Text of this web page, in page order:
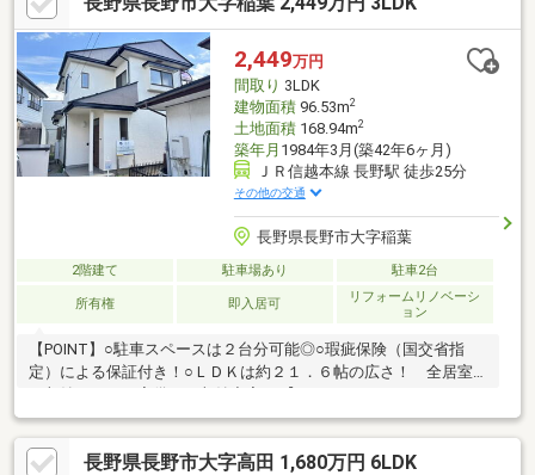
粧台交換室内ドア（一部）交換、床材上張り、シューズボックス
交換、クロス張替え、畳表替え、障子・襖張替え【おすすめポイ
ント】・シロアリ防除工事施工後5年間保証。・お客様に合わせた
ロー
2,449万円
間取り 3LDK
建物面積96.53m2
土地面積168.94m2
築年月 1984年3月(築42年6ヶ月)
ＪＲ信越本線 長野駅 徒歩25分
その他の交通
長野県長野市大字稲葉
2階建て 駐車場あり 駐車2台
所有権 即入居可
リフォームリノベーシ
ョン
【POINT】○駐車スペースは２台分可能◎○瑕疵保険（国交省指
定）による保証付き！○ＬＤＫは約２１．６帖の広さ！ 全居室
に収納スペース完備で 収納充実♪■【０１２０－７０－３３７
３】へお気軽にお問い合わせください☆■【ララハウス 長野支
店】で検索♪ 最新情報を毎日更新中です！ 弊社ホームペー
ジをご利用くださいませ☆☆
長野県長野市大字高田 1,680万円 6LDK